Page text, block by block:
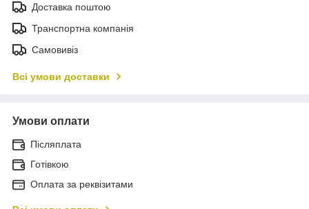
Доставка поштою
Транспортна компанія
Самовивіз
Всі умови доставки
Умови оплати
Післяплата
Готівкою
Оплата за реквізитами